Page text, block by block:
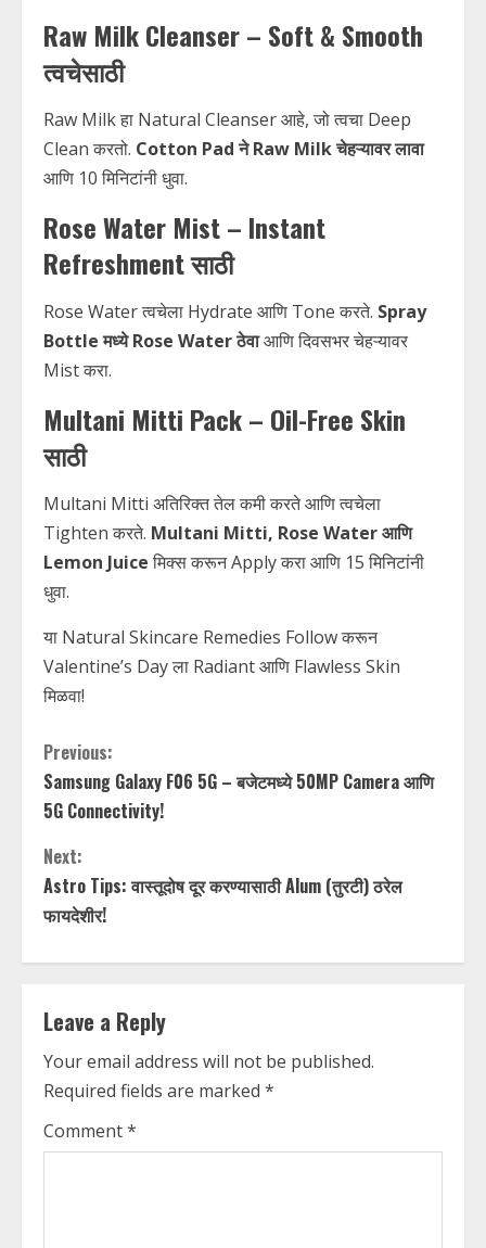
Raw Milk Cleanser – Soft & Smooth
त्वचेसाठी
Raw Milk हा Natural Cleanser आहे, जो त्वचा Deep
Clean करतो. Cotton Pad ने Raw Milk चेहऱ्यावर लावा
आणि 10 मिनिटांनी धुवा.
Rose Water Mist – Instant
Refreshment साठी
Rose Water त्वचेला Hydrate आणि Tone करते. Spray
Bottle मध्ये Rose Water ठेवाआणि दिवसभर चेहऱ्यावर
Mist करा.
Multani Mitti Pack – Oil-Free Skin
साठी
Multani Mitti अतिरिक्त तेल कमी करते आणि त्वचेला
Tighten करते. Multani Mitti, Rose Water आणि
Lemon Juiceमिक्स करून Apply करा आणि 15 मिनिटांनी
धुवा.
या Natural Skincare Remedies Follow करून
Valentine’s Day ला Radiant आणि Flawless Skin
मिळवा!
C
o
n
t
u
e
R
Previous:
Samsung Galaxy F06 5G – बजेटमध्ये 50MP Camera आणि
5G Connectivity!
Next:
Astro Tips: वास्तूदोष दूर करण्यासाठी Alum (तुरटी) ठरेल
फायदेशीर!
Leave a Reply
Your email address will not be published.
Required fields are marked *
Comment*